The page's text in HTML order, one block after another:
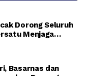
Dorong Seluruh
Menjaga
Basarnas dan